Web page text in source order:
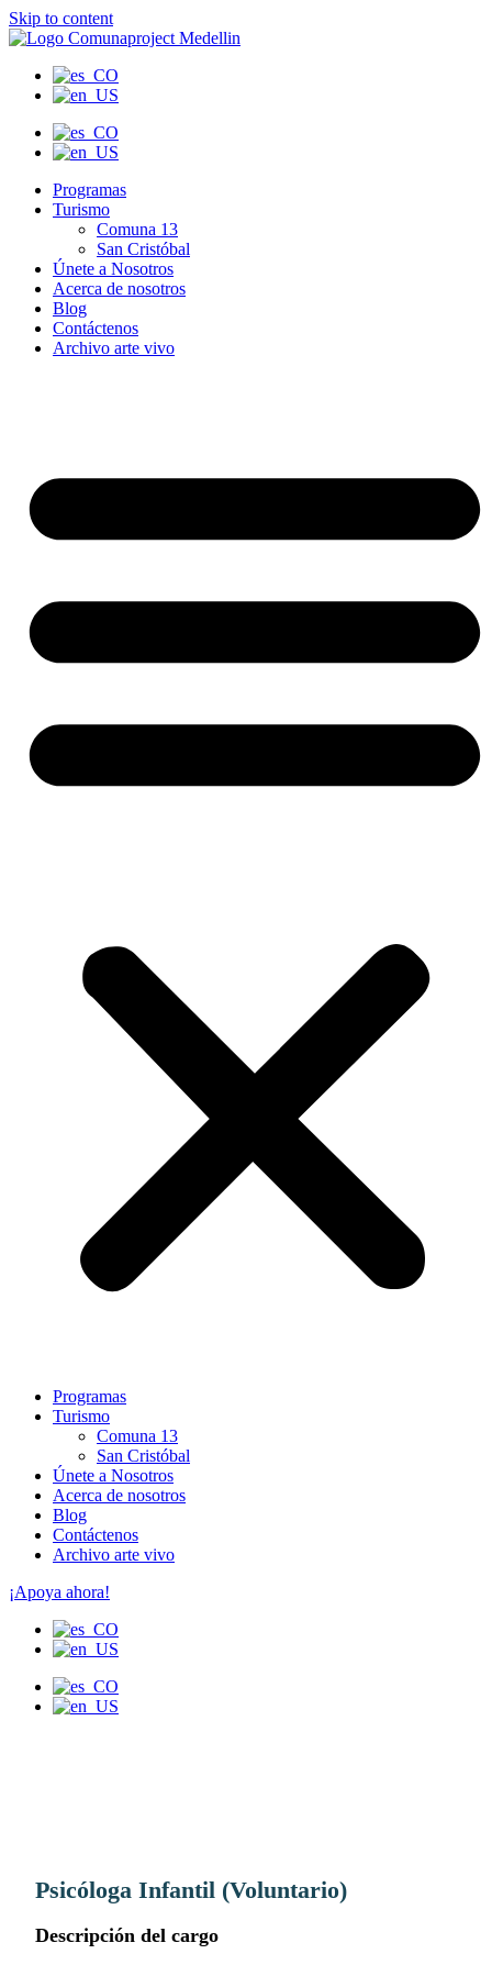
Skip to content
Programas
Turismo
Comuna 13
San Cristóbal
Únete a Nosotros
Acerca de nosotros
Blog
Contáctenos
Archivo arte vivo
Programas
Turismo
Comuna 13
San Cristóbal
Únete a Nosotros
Acerca de nosotros
Blog
Contáctenos
Archivo arte vivo
¡Apoya ahora!
Psicóloga Infantil (Voluntario)
Descripción del cargo